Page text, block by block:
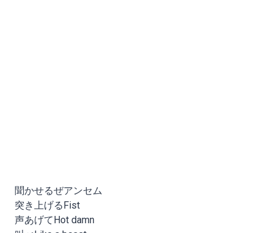
聞かせるぜアンセム
突き上げるFist
声あげてHot damn